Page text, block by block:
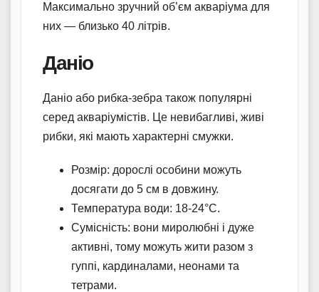
Максимально зручний об’єм акваріума для
них — близько 40 літрів.
Даніо
Даніо або рибка-зебра також популярні
серед акваріумістів. Це невибагливі, живі
рибки, які мають характерні смужки.
Розмір: дорослі особини можуть
досягати до 5 см в довжину.
Температура води: 18-24°C.
Сумісність: вони миролюбні і дуже
активні, тому можуть жити разом з
гуппі, кардиналами, неонами та
тетрами.